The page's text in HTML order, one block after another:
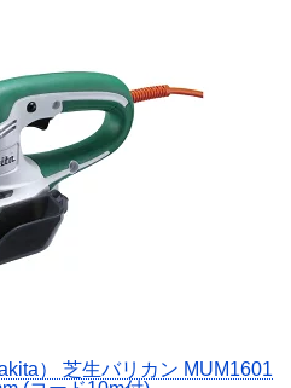
） 芝生バリカン MUM1601